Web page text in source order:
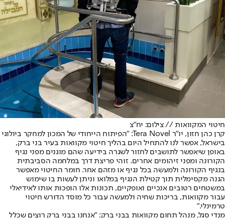
חיטוי המקוואות // צילום: יח"צ
קרן כהן חזון, יו"ר Tera Novel: "הפיתוח הייחודי של המכון למחקר ביולוגי
בישראל, אפשר לנו להתחיל היום בהליך חיטוי מקוואות בעיר בני ברק,
באופן שיאפשר לתושבים לחזור לשגרה בידיעה שהם מוגנים מפני נגיף
הקורונה ומפני זיהומים אחרים. זוהי פריצת דרך במלחמה הסביבתית
בנגיף הקורונה ולמעשה בכל נגיף או מזהם אחר. חומר החיטוי מאפשר
הגנה מקסימלית תוך קטילת הנגיף במלואו וניתן לעשות בו שימוש
במשטחים רטובים אנכיים ואופקיים, תכונות אלו הופכות אותו לאידיאלי
עבור מקוואות, בריכות שחיה ולמעשה עבור כל מוסד הדורש חיטוי
טרמינלי."
מנדי סגל, מנהל תחום מקוואות בבני ברק: "אנחנו בבני ברק רוצים שכלל